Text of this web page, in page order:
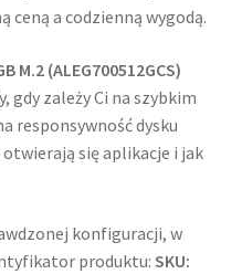
ceną a codzienną wygodą.
M.2 (ALEG700512GCS)
gdy zależy Ci na szybkim
responsywność dysku
otwierają się aplikacje i jak
konfiguracji, w
produktu:SKU: